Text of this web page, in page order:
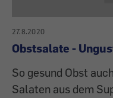
27.8.2020
Obstsalate -
So gesund Obst
Salaten aus dem